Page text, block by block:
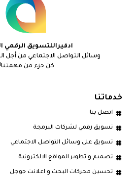
ادفيراللتسويق الرقمي
وسائل التواصل الاجتماعي من أجل
كن جزء من مهمتنا!
خدماتنا
اتصل بنا
تسويق رقمي لشركات البرمجة
تسويق على وسائل التواصل الاجتماعي
تصميم و تطوير المواقع الالكترونية
تحسين محركات البحث و اعلانت جوجل